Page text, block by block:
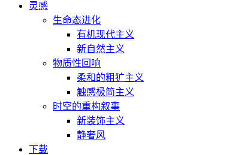
灵感
生命态进化
有机现代主义
新自然主义
物质性回响
柔和的粗犷主义
触感极简主义
时空的重构叙事
新装饰主义
静奢风
下载